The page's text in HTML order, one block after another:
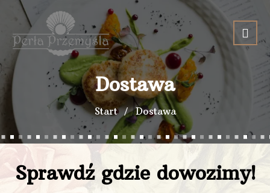
Dostawa
Start Dostawa
Sprawdź gdzie dowozimy!